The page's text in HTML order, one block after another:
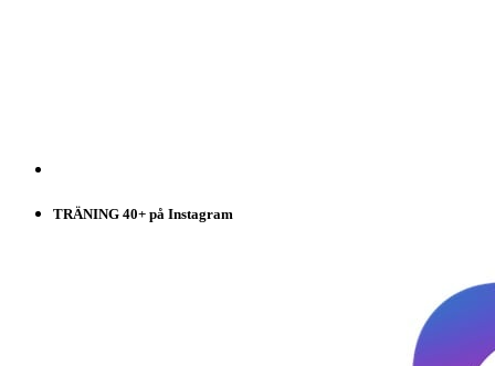
TRÄNING 40+ på Instagram